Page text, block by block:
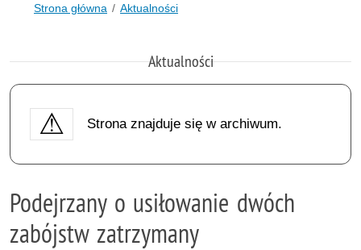
Strona główna Aktualności
Aktualności
Strona znajduje się w archiwum.
Podejrzany o usiłowanie dwóch
zabójstw zatrzymany